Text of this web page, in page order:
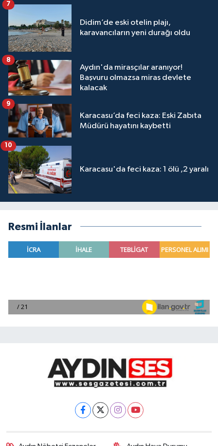
Didim’de eski otelin plajı,
karavancıların yeni durağı oldu
7
Aydın'da mirasçılar aranıyor!
Başvuru olmazsa miras devlete
kalacak
8
Karacasu’da feci kaza: Eski Zabıta
Müdürü hayatını kaybetti
9
Karacasu'da feci kaza: 1 ölü ,2 yaralı
10
Resmi İlanlar